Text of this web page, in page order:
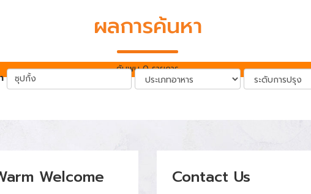
ผลการค้นหา
ค้นพบ 0 รายการ
Welcome Contact Us